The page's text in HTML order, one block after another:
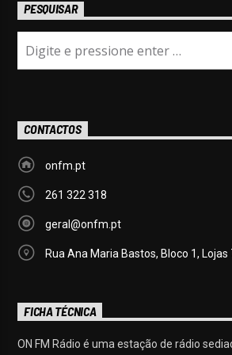
PESQUISAR
CONTACTOS
onfm.pt
261 322 318
geral@onfm.pt
Rua Ana Maria Bastos, Bloco 1,
FICHA TÉCNICA
ON FM Rádio é uma estação de rádio